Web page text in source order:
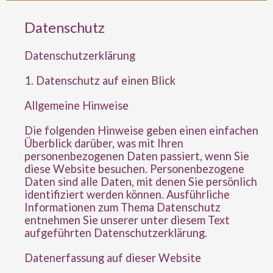
Datenschutz
Datenschutz­erklärung
1. Datenschutz auf einen Blick
Allgemeine Hinweise
Die folgenden Hinweise geben einen einfachen
Überblick darüber, was mit Ihren
personenbezogenen Daten passiert, wenn Sie
diese Website besuchen. Personenbezogene
Daten sind alle Daten, mit denen Sie persönlich
identifiziert werden können. Ausführliche
Informationen zum Thema Datenschutz
entnehmen Sie unserer unter diesem Text
aufgeführten Datenschutzerklärung.
Datenerfassung auf dieser Website